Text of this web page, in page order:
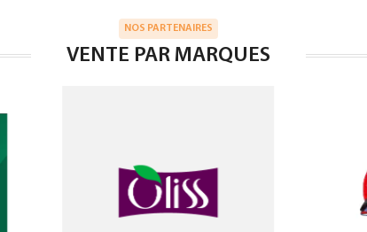
NOS PARTENAIRES
VENTE PAR MARQUES